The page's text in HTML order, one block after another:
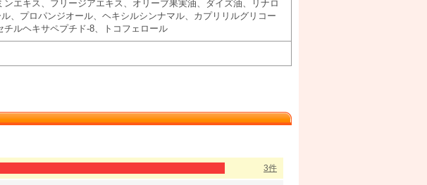
ンエキス、フリージアエキス、オリーブ果実油、ダイズ油、リナロ
、プロパンジオール、ヘキシルシンナマル、カプリリルグリコー
チルヘキサペプチド-8、トコフェロール
3件